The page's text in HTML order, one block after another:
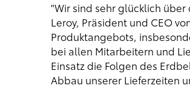
"Wir sind sehr glücklich
Leroy, Präsident und CEO
Produktangebots,
bei allen Mitarbeitern und
Einsatz die Folgen des
Abbau unserer Lieferzeiten